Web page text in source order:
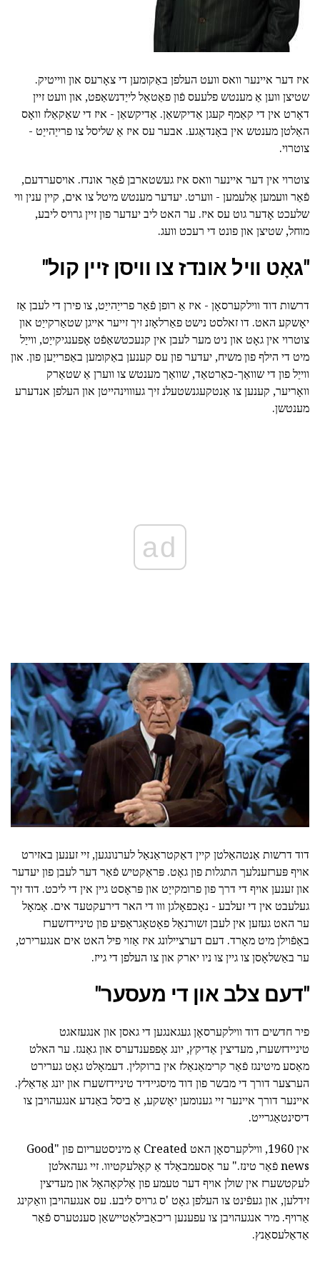
איז דער איינער וואס וועט העלפן באַקומען די צאָרעס און ווייטיק.
שטיצן ווען אַ מענטש פלעעס פֿון פאַטאַל לייַדנשאַפט, און וועט זיין
דאָרט אין די קאַמף קעגן אַדיקשאַן. אַדיקשאַן - איז די שאַקאַלז וואָס
האַלטן מענטש אין באָנדאַגע. אבער עס איז אַ שליסל צו פרייַהייַט -
צוטרוי.
צוטרוי אין דער איינער וואס איז געשטארבן פֿאַר אונדז. אויסערדעם,
פֿאַר וועמען אַלעמען - ווערט. יעדער מענטש מיטל צו אים, קיין ענין ווי
שלעכט אָדער גוט עס איז. ער האט ליב יעדער פון זיין גרויס ליבע,
מוחל, שטיצן און פונט די רעכט וועג.
"גאָט וויל אונדז צו וויסן זיין קול"
דרשות דוד ווילקערסאָן - איז אַ רופן פֿאַר פרייַהייַט, צו פירן די לעבן אַז
יאָשקע האט. דו זאלסט נישט פאַרלאָזנ זיך זייער אייגן שטאַרקייַט און
צוטרוי אין גאָט און ניט מער לעבן אין קנעכטשאַפֿט אָפענגיקייַט, ווייַל
מיט די הילף פון משיח, יעדער פון עס קענען באַקומען באַפרייַען פון. און
ווייַל פון די שוואַך-כאַרטאַד, שוואַך מענטש צו ווערן אַ שטאַרק
וואָריער, קענען צו אַנטקעגנשטעלנ זיך געוווינהייטן און העלפן אנדערע
מענטשן.
ad
דוד דרשות אַנטהאַלטן קיין דאַקטראַנאַל לערנונגען, זיי זענען באזירט
אויף פּערזענלעך התגלות פון גאָט. פּראַקטיש פֿאַר דער לעבן פון יעדער
און זענען אויף די דרך פון פרומקייַט און פּראָסט גיין אין די ליכט. דוד זיך
געלעבט אין די זעלבע - נאָכפאָלגן ווו די האר דירעקטעד אים. אַמאָל
ער האט געזען אין לעבן זשורנאַל פאָטאָגראַפיע פון טיניידזשערז
באַפֿוילן מיט מאָרד. דעם דערציילונג איז אַזוי פיל האט אים אנגערירט,
ער באַשלאָסן צו גיין צו ניו יארק און צו העלפן די גייז.
"דעם צלב און די מעסער"
פיר חדשים דוד ווילקערסאָן געגאנגען די גאסן און אנגעזאגט
טיניידזשערז, מעדיצין אַדיקץ, יונג אָפפענדערס און גאַנגז. ער האלט
מאַסע מיטינגז פֿאַר קרימאַנאַלז אין ברוקלין. דעמאָלט גאָט גערירט
הערצער דורך די מבשר פון דוד מיסגיידיד טיניידזשערז און יונג אַדאַלץ.
איינער דורך איינער זיי גענומען יאָשקע, אַ ביסל באַנדע אנגעהויבן צו
דיסינטאַגרייט.
אין 1960, ווילקערסאָן האט Created אַ מיניסטעריום פון "Good
news פֿאַר טינז." ער אַסעמבאַלד אַ קאָלעקטיוו. זיי געהאלטן
לעקטשערז אין שולן אויף דער טעמע פון אַלקאָהאָל און מעדיצין
זידלען, און געפֿינט צו העלפן גאָט 'ס גרויס ליבע. עס אנגעהויבן וואַקינג
אַרויף. מיר אנגעהויבן צו עפענען ריכאַבילאַטיישאַן סענטערס פֿאַר
אַדאַלעסאַנץ.